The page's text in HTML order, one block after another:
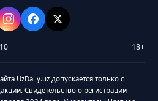
18+
UzDaily.uz допускается только с
Свидетельство о регистрации